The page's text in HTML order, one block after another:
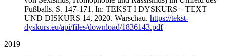
Fußballs. S. 147-171. In: TEKST I DYSKURS – TEXT
UND DISKURS 14, 2020. Warschau. https://tekst-
dyskurs.eu/api/files/download/1836143.pdf
2019